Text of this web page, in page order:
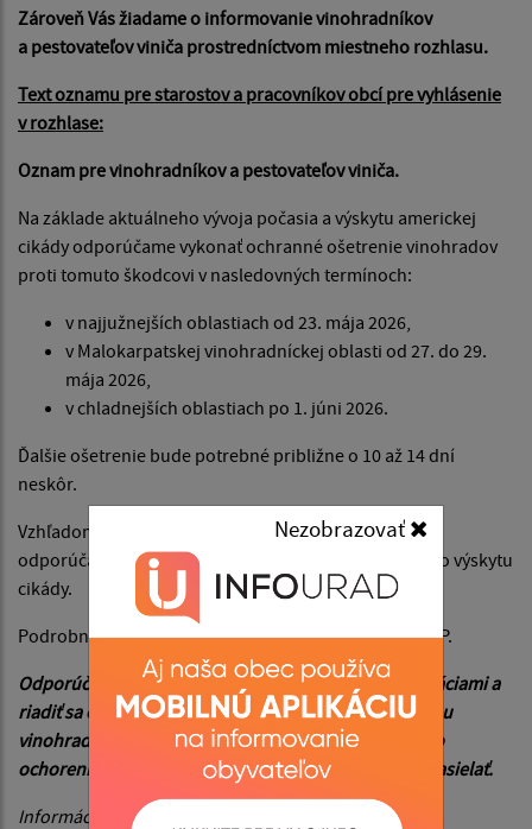
Zároveň Vás žiadame o informovanie vinohradníkov
a pestovateľov viniča prostredníctvom miestneho rozhlasu.
Text oznamu pre starostov a pracovníkov obcí pre vyhlásenie
v rozhlase:
Oznam pre vinohradníkov a pestovateľov viniča.
Na základe aktuálneho vývoja počasia a výskytu americkej
cikády odporúčame vykonať ochranné ošetrenie vinohradov
proti tomuto škodcovi v nasledovných termínoch:
v najjužnejších oblastiach od 23. mája 2026,
v Malokarpatskej vinohradníckej oblasti od 27. do 29.
mája 2026,
v chladnejších oblastiach po 1. júni 2026.
Ďalšie ošetrenie bude potrebné približne o 10 až 14 dní
neskôr.
Vzhľadom na vysoký výskyt škodcu v minulom roku
odporúčame ošetrovať vinohrady už pri zistení prvého výskytu
cikády.
Podrobné informácie sú zverejnené na stránke ÚKSÚP.
Odporúčame Vám oboznámiť sa s uvedenými informáciami a
riadiť sa odporúčaniami, ktoré sú dôležité pre ochranu
vinohradov a zabránenie šírenia tohto nebezpečného
ochorenia. Aktuálne informácie budeme priebežne zasielať.
Informácie nájdete aj na web stránke
Nezobrazovať